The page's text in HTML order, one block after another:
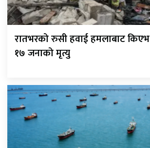
रातभरको रुसी हवाई हमलाबाट किएभ
१७ जनाको मृत्यु